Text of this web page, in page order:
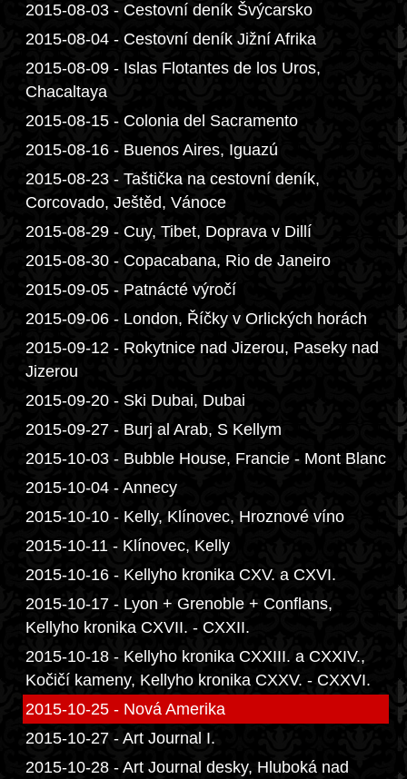
2015-08-03 - Cestovní deník Švýcarsko
2015-08-04 - Cestovní deník Jižní Afrika
2015-08-09 - Islas Flotantes de los Uros,
Chacaltaya
2015-08-15 - Colonia del Sacramento
2015-08-16 - Buenos Aires, Iguazú
2015-08-23 - Taštička na cestovní deník,
Corcovado, Ještěd, Vánoce
2015-08-29 - Cuy, Tibet, Doprava v Dillí
2015-08-30 - Copacabana, Rio de Janeiro
2015-09-05 - Patnácté výročí
2015-09-06 - London, Říčky v Orlických horách
2015-09-12 - Rokytnice nad Jizerou, Paseky nad
Jizerou
2015-09-20 - Ski Dubai, Dubai
2015-09-27 - Burj al Arab, S Kellym
2015-10-03 - Bubble House, Francie - Mont Blanc
2015-10-04 - Annecy
2015-10-10 - Kelly, Klínovec, Hroznové víno
2015-10-11 - Klínovec, Kelly
2015-10-16 - Kellyho kronika CXV. a CXVI.
2015-10-17 - Lyon + Grenoble + Conflans,
Kellyho kronika CXVII. - CXXII.
2015-10-18 - Kellyho kronika CXXIII. a CXXIV.,
Kočičí kameny, Kellyho kronika CXXV. - CXXVI.
2015-10-25 - Nová Amerika
2015-10-27 - Art Journal I.
2015-10-28 - Art Journal desky, Hluboká nad